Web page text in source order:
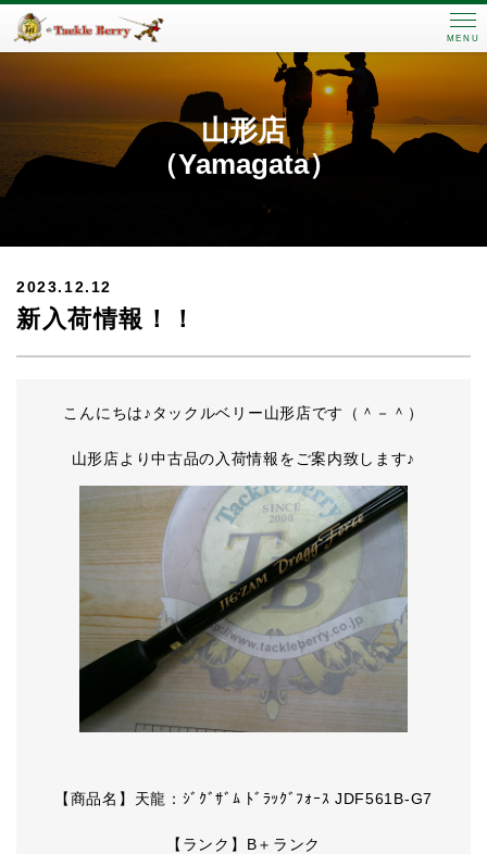
MENU
山形店
（Yamagata）
2023.12.12
新入荷情報！！
こんにちは♪タックルベリー山形店です（＾－＾）
山形店より中古品の入荷情報をご案内致します♪
【商品名】天龍：ｼﾞｸﾞｻﾞﾑ ﾄﾞﾗｯｸﾞﾌｫｰｽ JDF561B-G7
【ランク】B＋ランク